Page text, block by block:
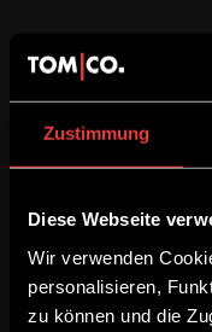
Zustimmung
Diese Webseite
Wir verwenden
personalisieren,
zu können und die